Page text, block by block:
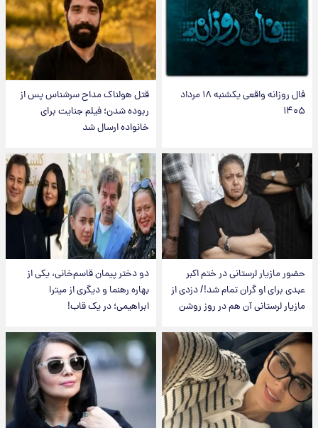
فال روزانه واقعی یکشنبه ۱۸ مرداد
۱۴۰۵
قتل هولناک مداح سرشناس پس از
ربوده شدن؛ فیلم جنایت برای
خانواده ارسال شد
حضور مازیار لرستانی در ختم اکبر
عبدی برای او گران تمام شد!/ دزدی از
مازیار لرستانی آن هم در روز روشن
دو دختر پیمان قاسم‌خانی، یکی از
بهاره رهنما و دیگری از میترا
ابراهیمی؛ در یک قاب!